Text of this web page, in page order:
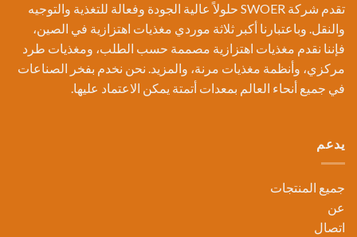
تقدم شركة SWOER حلولاً عالية الجودة وفعالة للتغذية والتوجيه
والنقل. وباعتبارنا أكبر ثلاثة موردي مغذيات اهتزازية في الصين،
فإننا نقدم مغذيات اهتزازية مصممة حسب الطلب، ومغذيات طرد
مركزي، وأنظمة مغذيات مرنة، والمزيد. نحن نخدم بفخر الصناعات
في جميع أنحاء العالم بمعدات أتمتة يمكن الاعتماد عليها.
يدعم
جميع المنتجات
عن
اتصال